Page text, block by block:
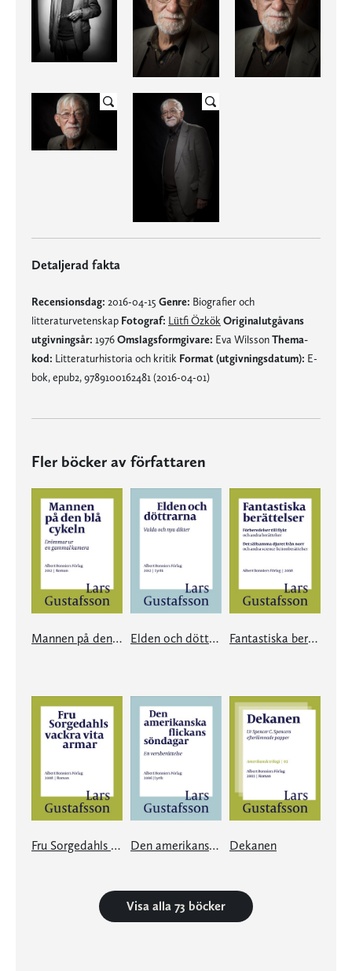
Detaljerad fakta
Recensionsdag: 2016-04-15 Genre: Biografier och
litteraturvetenskap Fotograf: Lütfi Özkök Originalutgåvans
utgivningsår: 1976Omslagsformgivare: Eva WilssonThema-
kod: Litteraturhistoria och kritik Format (utgivningsdatum): E-
bok, epub2, 9789100162481 (2016-04-01)
Fler böcker av författaren
Mannen på den blå cykeln Elden och döttrarna Fantastiska berättelser
Fru Sorgedahls vackra vita armar Den amerikanska flickans söndagar Dekanen
Visa alla 73 böcker